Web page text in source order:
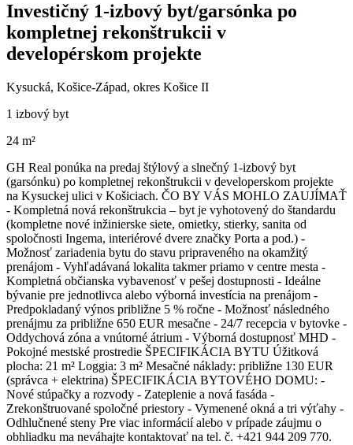
Investičný 1-izbový byt/garsónka po
kompletnej rekonštrukcii v
developérskom projekte
Kysucká, Košice-Západ, okres Košice II
1 izbový byt
24 m²
GH Real ponúka na predaj štýlový a slnečný 1-izbový byt
(garsónku) po kompletnej rekonštrukcii v developerskom projekte
na Kysuckej ulici v Košiciach. ČO BY VÁS MOHLO ZAUJÍMAŤ
- Kompletná nová rekonštrukcia – byt je vyhotovený do štandardu
(kompletne nové inžinierske siete, omietky, stierky, sanita od
spoločnosti Ingema, interiérové dvere značky Porta a pod.) -
Možnosť zariadenia bytu do stavu pripraveného na okamžitý
prenájom - Vyhľadávaná lokalita takmer priamo v centre mesta -
Kompletná občianska vybavenosť v pešej dostupnosti - Ideálne
bývanie pre jednotlivca alebo výborná investícia na prenájom -
Predpokladaný výnos približne 5 % ročne - Možnosť následného
prenájmu za približne 650 EUR mesačne - 24/7 recepcia v bytovke -
Oddychová zóna a vnútorné átrium - Výborná dostupnosť MHD -
Pokojné mestské prostredie ŠPECIFIKÁCIA BYTU Úžitková
plocha: 21 m² Loggia: 3 m² Mesačné náklady: približne 130 EUR
(správca + elektrina) ŠPECIFIKÁCIA BYTOVÉHO DOMU: -
Nové stúpačky a rozvody - Zateplenie a nová fasáda -
Zrekonštruované spoločné priestory - Vymenené okná a tri výťahy -
Odhlučnené steny Pre viac informácií alebo v prípade záujmu o
obhliadku ma neváhajte kontaktovať na tel. č. +421 944 209 770.